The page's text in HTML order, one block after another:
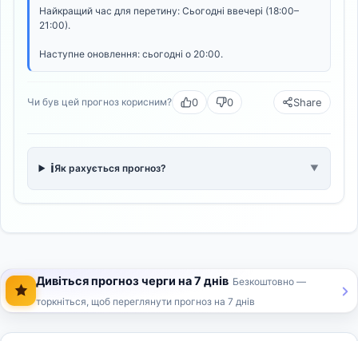
Найкращий час для перетину: Сьогодні ввечері (18:00–
21:00).
Наступне оновлення: сьогодні о 20:00.
Чи був цей прогноз корисним? 0 0 Share
ℹ️Як рахується прогноз? ▼
Дивіться прогноз черги на 7 днів Безкоштовно —
торкніться, щоб переглянути прогноз на 7 днів